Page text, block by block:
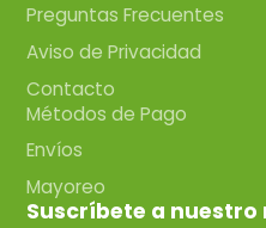
Preguntas Frecuentes
Aviso de Privacidad
Contacto
Métodos de Pago
Envíos
Mayoreo
Suscríbete a nuestro